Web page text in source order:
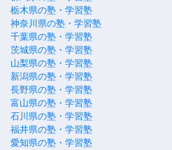
栃木県の塾・学習塾
神奈川県の塾・学習塾
千葉県の塾・学習塾
茨城県の塾・学習塾
山梨県の塾・学習塾
新潟県の塾・学習塾
長野県の塾・学習塾
富山県の塾・学習塾
石川県の塾・学習塾
福井県の塾・学習塾
愛知県の塾・学習塾